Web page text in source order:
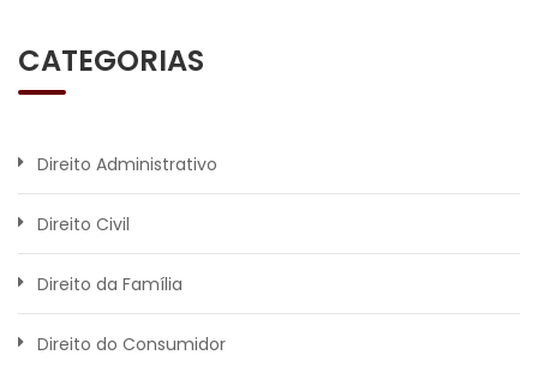
CATEGORIAS
Direito Administrativo
Direito Civil
Direito da Família
Direito do Consumidor